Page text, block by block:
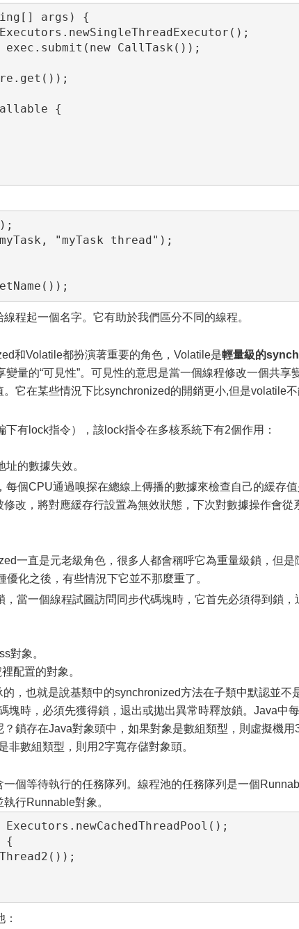
args) {
CallTask());
{
"myTask thread");
起一個名字。它有助於我們區分不同的線程。
Volatile都扮演著重要的角色，Volatile是輕量級的
變量的“可見性”。可見性的意思是當一個線程修改一個共享
它在某些情況下比synchronized的開銷更小,但是volatile
lock指令），該lock指令在多核系統下有2個作用：
的數據失效。
個CPU通過嗅探在總線上傳播的數據來檢查自己的緩存值
改，將對應緩存行設置為無效狀態，下次對數據操作會從
直是元老級角色，很多人都會稱呼它為重量級鎖，但是
化之後，有些情況下它並不那麼重了。
一個線程試圖訪問同步代碼塊時，它首先必須得到鎖，
對象。
配置的對象。
也就是說基類中的synchronized方法在子類中默認並不
塊時，必須先獲得鎖，退出或拋出異常時釋放鎖。Java中每
鎖存在Java對象頭中，如果對象是數組類型，則虛擬機用
非數組類型，則用2字寬存儲對象頭。
等待執行的任務隊列。線程池的任務隊列是一個
行Runnable對象。
{